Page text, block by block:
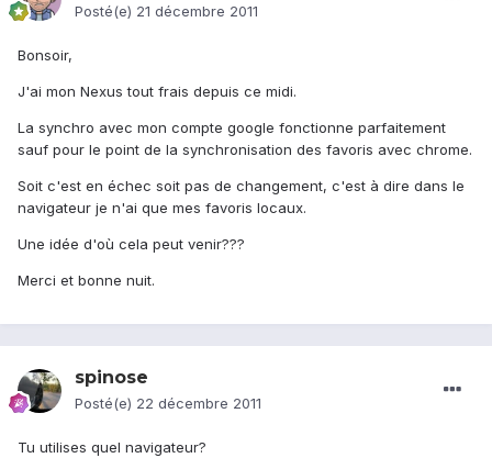
Posté(e) 21 décembre 2011
Bonsoir,
J'ai mon Nexus tout frais depuis ce midi.
La synchro avec mon compte google fonctionne parfaitement
sauf pour le point de la synchronisation des favoris avec chrome.
Soit c'est en échec soit pas de changement, c'est à dire dans le
navigateur je n'ai que mes favoris locaux.
Une idée d'où cela peut venir???
Merci et bonne nuit.
spinose
Posté(e) 22 décembre 2011
Tu utilises quel navigateur?